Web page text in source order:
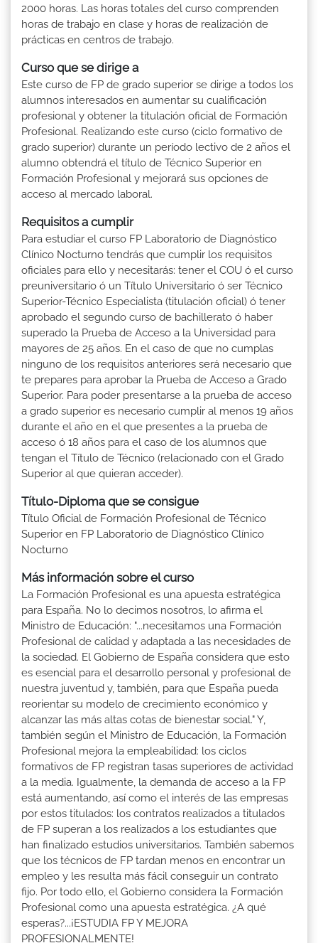
2000 horas. Las horas totales del curso comprenden
horas de trabajo en clase y horas de realización de
prácticas en centros de trabajo.
Curso que se dirige a
Este curso de FP de grado superior se dirige a todos los
alumnos interesados en aumentar su cualificación
profesional y obtener la titulación oficial de Formación
Profesional. Realizando este curso (ciclo formativo de
grado superior) durante un período lectivo de 2 años el
alumno obtendrá el título de Técnico Superior en
Formación Profesional y mejorará sus opciones de
acceso al mercado laboral.
Requisitos a cumplir
Para estudiar el curso FP Laboratorio de Diagnóstico
Clínico Nocturno tendrás que cumplir los requisitos
oficiales para ello y necesitarás: tener el COU ó el curso
preuniversitario ó un Título Universitario ó ser Técnico
Superior-Técnico Especialista (titulación oficial) ó tener
aprobado el segundo curso de bachillerato ó haber
superado la Prueba de Acceso a la Universidad para
mayores de 25 años. En el caso de que no cumplas
ninguno de los requisitos anteriores será necesario que
te prepares para aprobar la Prueba de Acceso a Grado
Superior. Para poder presentarse a la prueba de acceso
a grado superior es necesario cumplir al menos 19 años
durante el año en el que presentes a la prueba de
acceso ó 18 años para el caso de los alumnos que
tengan el Título de Técnico (relacionado con el Grado
Superior al que quieran acceder).
Título-Diploma que se consigue
Título Oficial de Formación Profesional de Técnico
Superior en FP Laboratorio de Diagnóstico Clínico
Nocturno
Más información sobre el curso
La Formación Profesional es una apuesta estratégica
para España. No lo decimos nosotros, lo afirma el
Ministro de Educación: "...necesitamos una Formación
Profesional de calidad y adaptada a las necesidades de
la sociedad. El Gobierno de España considera que esto
es esencial para el desarrollo personal y profesional de
nuestra juventud y, también, para que España pueda
reorientar su modelo de crecimiento económico y
alcanzar las más altas cotas de bienestar social." Y,
también según el Ministro de Educación, la Formación
Profesional mejora la empleabilidad: los ciclos
formativos de FP registran tasas superiores de actividad
a la media. Igualmente, la demanda de acceso a la FP
está aumentando, así como el interés de las empresas
por estos titulados: los contratos realizados a titulados
de FP superan a los realizados a los estudiantes que
han finalizado estudios universitarios. También sabemos
que los técnicos de FP tardan menos en encontrar un
empleo y les resulta más fácil conseguir un contrato
fijo. Por todo ello, el Gobierno considera la Formación
Profesional como una apuesta estratégica. ¿A qué
esperas?...¡ESTUDIA FP Y MEJORA
PROFESIONALMENTE!